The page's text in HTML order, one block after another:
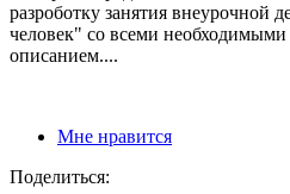
разроботку занятия внеурочной
человек" со всеми
описанием....
Мне нравится
Поделиться: